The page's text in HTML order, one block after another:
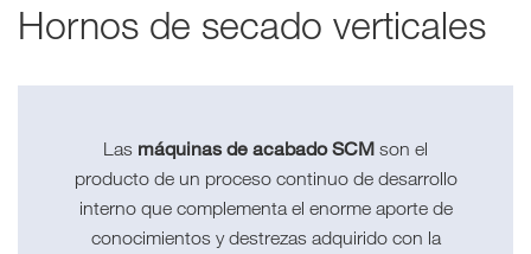
Hornos de secado verticales
Las máquinas de acabado SCM son el
producto de un proceso continuo de desarrollo
interno que complementa el enorme aporte de
conocimientos y destrezas adquirido con la